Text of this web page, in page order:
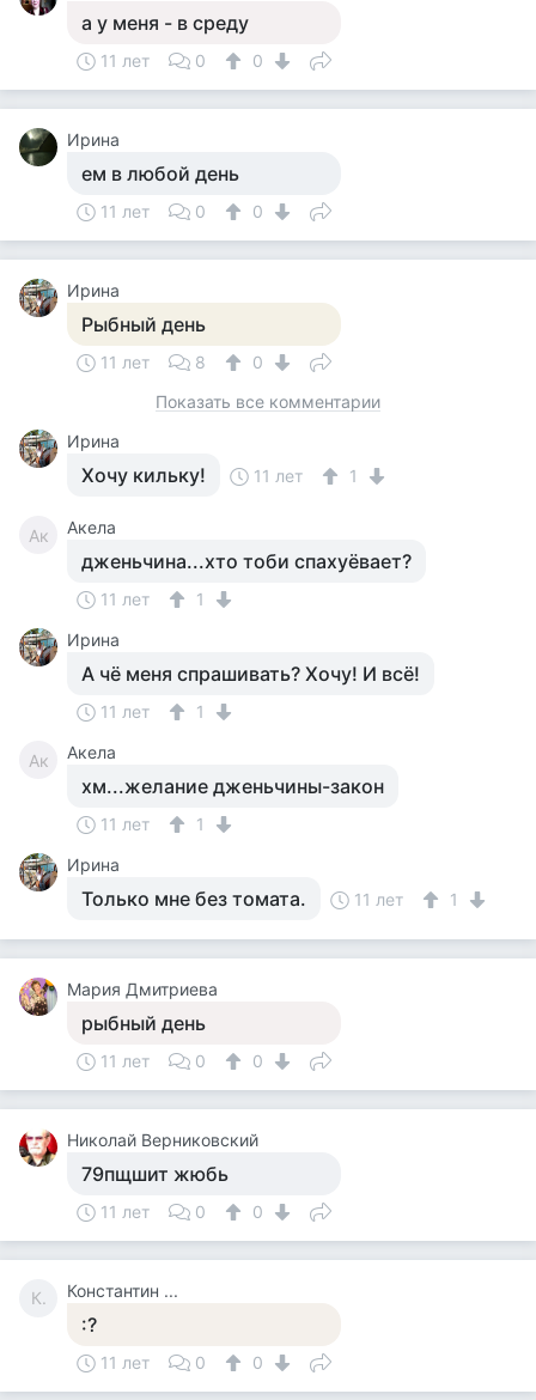
а у меня - в среду
11 лет 0 0
Ирина
ем в любой день
11 лет 0 0
Ирина
Рыбный день
11 лет 8
0
Показать все комментарии
Ирина
Хочу кильку! 11 лет 1
Ак Акела
дженьчина...хто тоби спахуёвает?
11 лет
1
Ирина
А чё меня спрашивать? Хочу! И всё!
11 лет 1
Ак Акела
хм...желание дженьчины-закон
11 лет
1
Ирина
Только мне без томата. 11 лет 1
Мария Дмитриева
рыбный день
11 лет 0 0
Николай Верниковский
79пщшит жюбь
11 лет 0 0
К. Константин ...
:?
11 лет 0 0